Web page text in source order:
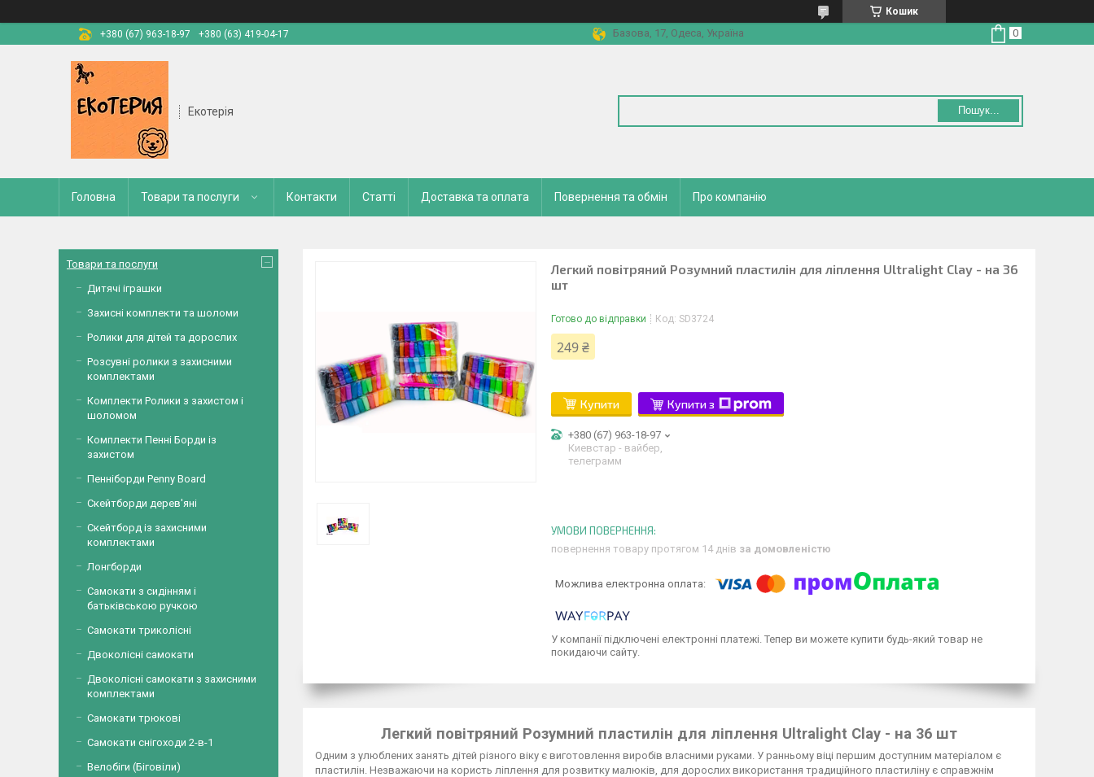
Кошик
+380 (67) 963-18-97
+380 (63) 419-04-17 Базова, 17, Одеса, Україна
Екотерія Пошук...
Головна Товари та послуги Контакти Статті Доставка та оплата Повернення та обмін Про компанію
Легкий повітряний Розумний пластилін для ліплення Ultralight Clay - на 36
шт
Готово до відправки Код: SD3724
249 ₴
Купити Купити з
+380 (67) 963-18-97
Киевстар - вайбер,
телеграмм
повернення товару протягом 14 днів за домовленістю
У компанії підключені електронні платежі. Тепер ви можете купити будь-який товар не
покидаючи сайту.
Легкий повітряний Розумний пластилін для ліплення Ultralight Clay - на 36 шт
Одним з улюблених занять дітей різного віку є виготовлення виробів власними руками. У ранньому віці першим доступним матеріалом є
пластилін. Незважаючи на користь ліплення для розвитку малюків, для дорослих використання традиційного пластиліну є справжнім
Товари та послуги
Дитячі іграшки
Захисні комплекти та шоломи
Ролики для дітей та дорослих
Розсувні ролики з захисними
комплектами
Комплекти Ролики з захистом і
шоломом
Комплекти Пенні Борди із
захистом
Пенніборди Penny Board
Скейтборди дерев'яні
Скейтборд із захисними
комплектами
Лонгборди
Самокати з сидінням і
батьківською ручкою
Самокати триколісні
Двоколісні самокати
Двоколісні самокати з захисними
комплектами
Самокати трюкові
Самокати снігоходи 2-в-1
Велобіги (Біговіли)